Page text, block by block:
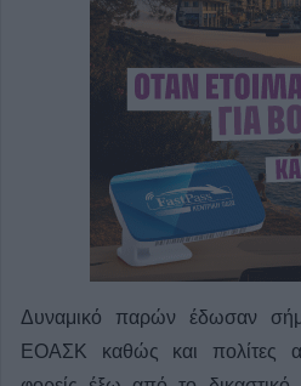
Δυναμικό παρών έδωσαν
ΕΟΑΣΚ καθώς και πολίτες